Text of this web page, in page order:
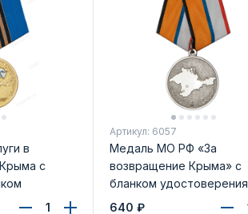
в
с
Артикул: 6057
Медаль МО РФ «За
возвращение Крыма» с
бланком удостоверения
640 ₽